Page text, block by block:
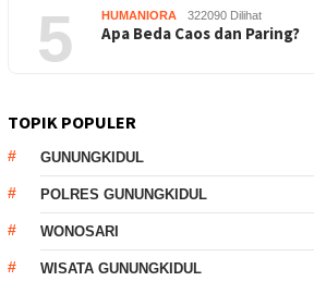
5 HUMANIORA 322090 Dilihat
Apa Beda Caos dan Paring?
TOPIK POPULER
GUNUNGKIDUL
POLRES GUNUNGKIDUL
WONOSARI
WISATA GUNUNGKIDUL